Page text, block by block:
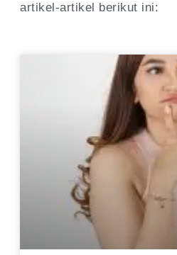
artikel-artikel berikut ini: